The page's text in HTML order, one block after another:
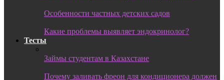
Особенности частных детских садов
Какие проблемы выявляет эндокринолог?
Тесты
Займы студентам в Казахстане
Почему заливать фреон для кондиционера должен